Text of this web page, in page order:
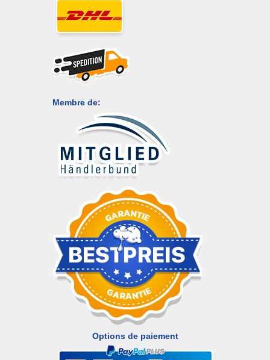
Membre de:
Options de paiement